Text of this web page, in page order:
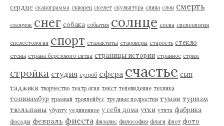
сердце сканограмма скворец скелет скульптура слива слон смерть
сморчок снег собака события солнце сосна спелеология
спелестология спорт сталактиты староверы старость стекло
стены страна берёзового ситца страницы истории странное стрим
стройка студия сугроб сфера счастье сын
таджики творчество театр огня текст телевидение техника
топинамбур трамвай троллейбус трудные подростки туман туризм
тюльпаны убунту уединенное у себя дома утки утята фабрика
фасады февраль фиеста физалис философия флаги флот фото